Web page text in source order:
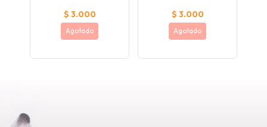
$ 3.000
Agotado
$ 3.000
Agotado